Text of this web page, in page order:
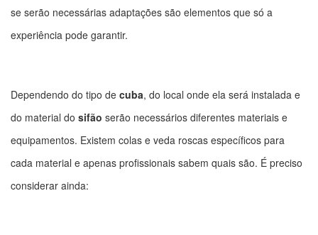
se serão necessárias adaptações são elementos que só a
experiência pode garantir.
Dependendo do tipo de cuba, do local onde ela será instalada e
do material do sifão serão necessários diferentes materiais e
equipamentos. Existem colas e veda roscas específicos para
cada material e apenas profissionais sabem quais são. É preciso
considerar ainda: